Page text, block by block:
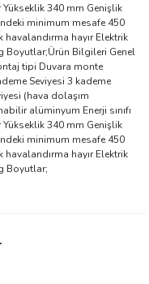
Yükseklik 340 mm Genişlik
minimum mesafe 450
hayır Elektrik
Boyutlar;Ürün Bilgileri Genel
tipi Duvara monte
Seviyesi 3 kademe
(hava dolaşım
alüminyum Enerji sınıfı
Yükseklik 340 mm Genişlik
minimum mesafe 450
hayır Elektrik
Boyutlar;
yapın!